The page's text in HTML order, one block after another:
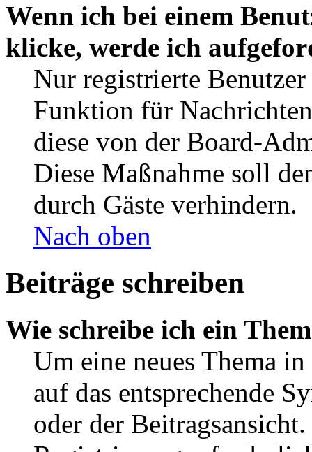
Wenn ich bei einem
klicke, werde ich
Nur registrierte
Funktion für
diese von der Board-
Diese Maßnahme soll
durch Gäste verhindern.
Nach oben
Beiträge schreiben
Wie schreibe ich ein
Um eine neues Thema
auf das entsprechende
oder der